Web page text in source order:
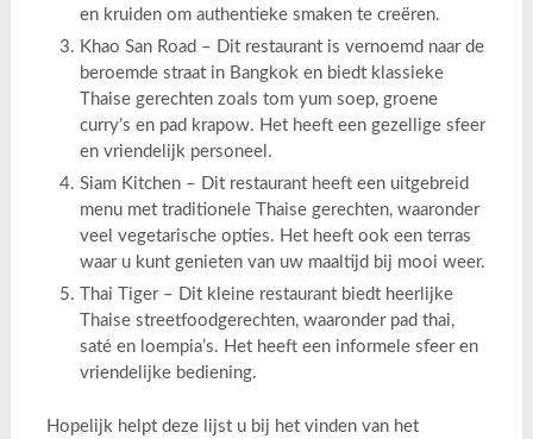
en kruiden om authentieke smaken te creëren.
Khao San Road – Dit restaurant is vernoemd naar de
beroemde straat in Bangkok en biedt klassieke
Thaise gerechten zoals tom yum soep, groene
curry’s en pad krapow. Het heeft een gezellige sfeer
en vriendelijk personeel.
Siam Kitchen – Dit restaurant heeft een uitgebreid
menu met traditionele Thaise gerechten, waaronder
veel vegetarische opties. Het heeft ook een terras
waar u kunt genieten van uw maaltijd bij mooi weer.
Thai Tiger – Dit kleine restaurant biedt heerlijke
Thaise streetfoodgerechten, waaronder pad thai,
saté en loempia’s. Het heeft een informele sfeer en
vriendelijke bediening.
Hopelijk helpt deze lijst u bij het vinden van het